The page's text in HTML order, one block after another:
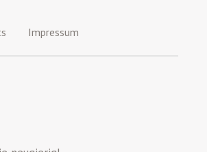
Impressum